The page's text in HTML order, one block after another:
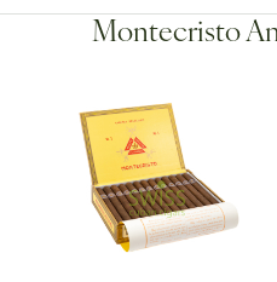
Montecristo